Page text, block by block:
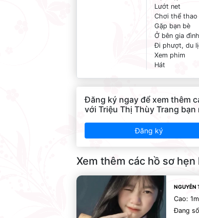
Lướt net
Chơi thể thao
Gặp bạn bè
Ở bên gia đình
Đi phượt, du
Xem phim
Hát
Đăng ký ngay để xem thêm
với Triệu Thị Thùy Trang bạn
Đăng ký
Xem thêm các hồ sơ
NGUYỄN
Cao:
Đang